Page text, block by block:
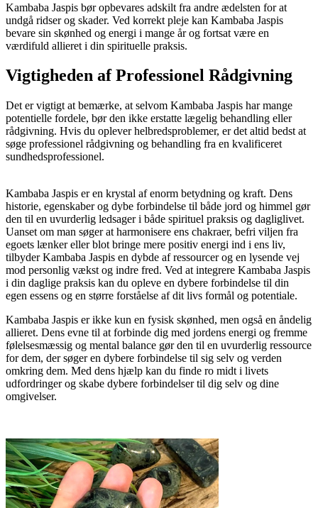
Kambaba Jaspis bør opbevares adskilt fra andre ædelsten for at
undgå ridser og skader. Ved korrekt pleje kan Kambaba Jaspis
bevare sin skønhed og energi i mange år og fortsat være en
værdifuld allieret i din spirituelle praksis.
Vigtigheden af Professionel Rådgivning
Det er vigtigt at bemærke, at selvom Kambaba Jaspis har mange
potentielle fordele, bør den ikke erstatte lægelig behandling eller
rådgivning. Hvis du oplever helbredsproblemer, er det altid bedst at
søge professionel rådgivning og behandling fra en kvalificeret
sundhedsprofessionel.
Kambaba Jaspis er en krystal af enorm betydning og kraft. Dens
historie, egenskaber og dybe forbindelse til både jord og himmel gør
den til en uvurderlig ledsager i både spirituel praksis og dagliglivet.
Uanset om man søger at harmonisere ens chakraer, befri viljen fra
egoets lænker eller blot bringe mere positiv energi ind i ens liv,
tilbyder Kambaba Jaspis en dybde af ressourcer og en lysende vej
mod personlig vækst og indre fred. Ved at integrere Kambaba Jaspis
i din daglige praksis kan du opleve en dybere forbindelse til din
egen essens og en større forståelse af dit livs formål og potentiale.
Kambaba Jaspis er ikke kun en fysisk skønhed, men også en åndelig
allieret. Dens evne til at forbinde dig med jordens energi og fremme
følelsesmæssig og mental balance gør den til en uvurderlig ressource
for dem, der søger en dybere forbindelse til sig selv og verden
omkring dem. Med dens hjælp kan du finde ro midt i livets
udfordringer og skabe dybere forbindelser til dig selv og dine
omgivelser.